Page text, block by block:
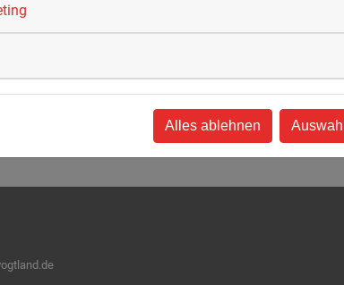
Alles ablehnen